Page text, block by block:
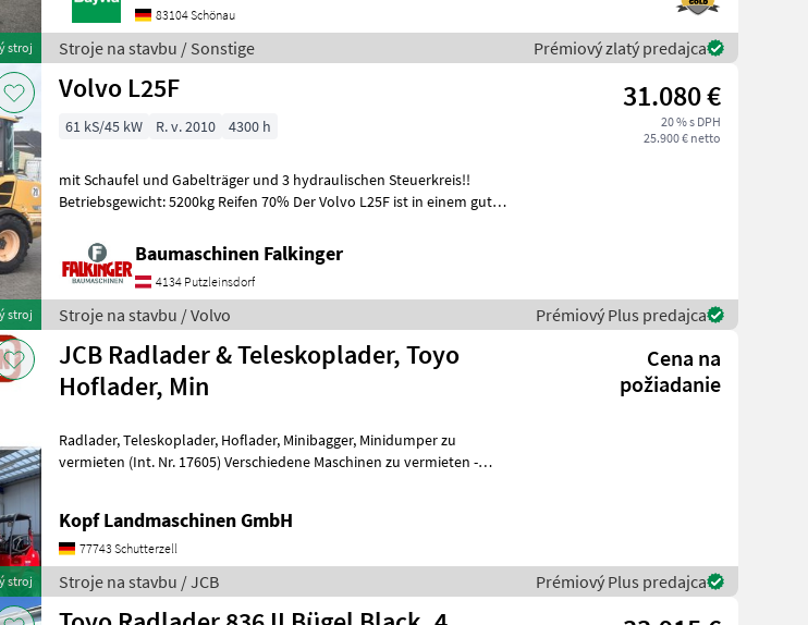
stroj
83104 Schönau
Stroje na stavbu / Sonstige Prémiový zlatý predajca
stroj
Volvo L25F 31.080 €
20 % s DPH
25.900 € netto
61 kS/45 kW R. v. 2010 4300 h
mit Schaufel und Gabelträger und 3 hydraulischen Steuerkreis!!
Betriebsgewicht: 5200kg Reifen 70% Der Volvo L25F ist in einem guten
Baumaschinen Falkinger
4134 Putzleinsdorf
Stroje na stavbu / Volvo Prémiový Plus predajca
stroj
JCB Radlader & Teleskoplader, Toyo
Hoflader, Min
Cena na
požiadanie
Radlader, Teleskoplader, Hoflader, Minibagger, Minidumper zu
vermieten (Int. Nr. 17605) Verschiedene Maschinen zu vermieten -
Kopf Landmaschinen GmbH
77743 Schutterzell
Stroje na stavbu / JCB Prémiový Plus predajca